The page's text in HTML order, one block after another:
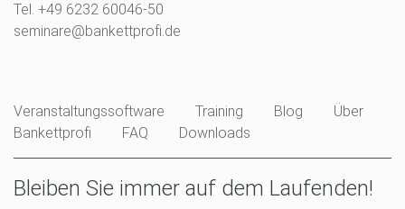
Tel. +49 6232 60046-50
seminare@bankettprofi.de
Veranstaltungssoftware Training Blog
Über
Bankettprofi
FAQ Downloads
Bleiben Sie immer auf dem Laufenden!